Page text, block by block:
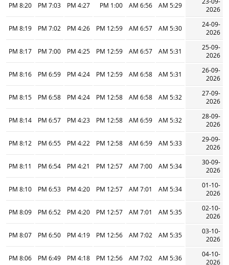
2026
5:29 AM
6:56 AM
1:00 PM
4:27 PM
7:03 PM
8:20 PM
24-09-
2026
5:30 AM
6:57 AM
12:59 PM
4:26 PM
7:02 PM
8:19 PM
25-09-
2026
5:31 AM
6:57 AM
12:59 PM
4:25 PM
7:00 PM
8:17 PM
26-09-
2026
5:31 AM
6:58 AM
12:59 PM
4:24 PM
6:59 PM
8:16 PM
27-09-
2026
5:32 AM
6:58 AM
12:58 PM
4:24 PM
6:58 PM
8:15 PM
28-09-
2026
5:32 AM
6:59 AM
12:58 PM
4:23 PM
6:57 PM
8:14 PM
29-09-
2026
5:33 AM
6:59 AM
12:58 PM
4:22 PM
6:55 PM
8:12 PM
30-09-
2026
5:34 AM
7:00 AM
12:57 PM
4:21 PM
6:54 PM
8:11 PM
01-10-
2026
5:34 AM
7:01 AM
12:57 PM
4:20 PM
6:53 PM
8:10 PM
02-10-
2026
5:35 AM
7:01 AM
12:57 PM
4:20 PM
6:52 PM
8:09 PM
03-10-
2026
5:35 AM
7:02 AM
12:56 PM
4:19 PM
6:50 PM
8:07 PM
04-10-
2026
5:36 AM
7:02 AM
12:56 PM
4:18 PM
6:49 PM
8:06 PM